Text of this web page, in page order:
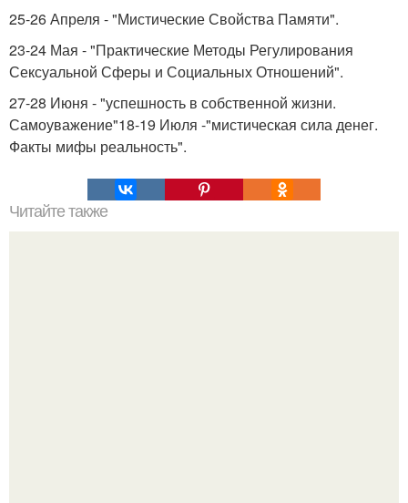
25-26 Апреля - "Мистические Свойства Памяти".
23-24 Мая - "Практические Методы Регулирования
Сексуальной Сферы и Социальных Отношений".
27-28 Июня - "успешность в собственной жизни.
Самоуважение"18-19 Июля -"мистическая сила денег.
Факты мифы реальность".
Читайте также